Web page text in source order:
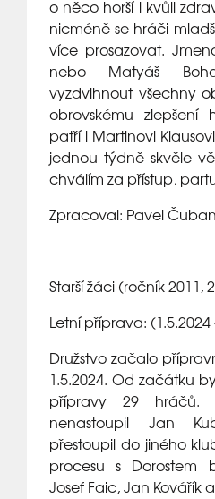
o něco horší i kvůli
nicméně se hráči
více prosazovat.
nebo Matyáš
vyzdvihnout všechny
obrovskému zlepšení
patří i Martinovi
jednou týdně skvěle
chválím za přístup,
Zpracoval: Pavel Čuban
Starší žáci (ročník 2011,
Letní příprava: (1.5.2024
Družstvo začalo
1.5.2024. Od začátku
přípravy 29 hráčů.
nenastoupil Jan
přestoupil do jiného
procesu s Dorostem
Josef Faic, Jan Kovářík